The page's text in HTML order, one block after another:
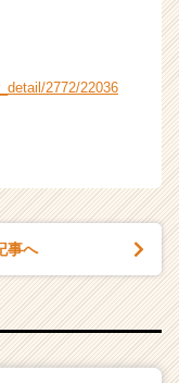
2772/22036
事へ